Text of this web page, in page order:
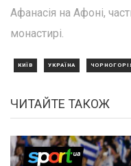
Афанасія на Афоні,
монастирі.
КИЇВ УКРАЇНА
ЧИТАЙТЕ ТАКОЖ